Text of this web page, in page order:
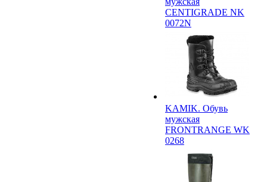
CENTIGRADE NK
0072N
KAMIK. Обувь
мужская
FRONTRANGE WK
0268